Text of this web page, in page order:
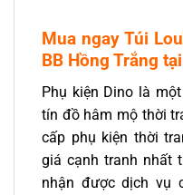
Mua ngay Túi
BB Hồng Trắng
Phụ kiện Dino là
tín đồ hâm mộ thời
cấp phụ kiện thời
giá cạnh tranh nhất
nhận được dịch vụ